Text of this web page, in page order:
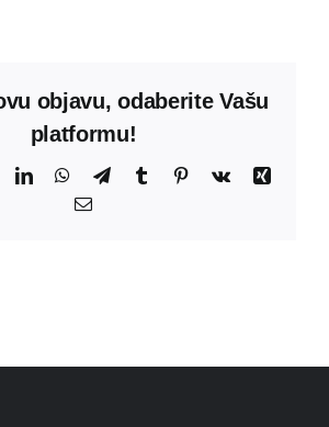
objavu, odaberite Vašu
platformu!
LinkedInWhatsApp
TelegramTumblr Pinterest
Vk
Xing
Email: